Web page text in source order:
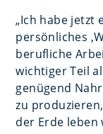
„Ich habe jetzt
persönliches
berufliche
wichtiger Teil
genügend
zu
der Erde leben